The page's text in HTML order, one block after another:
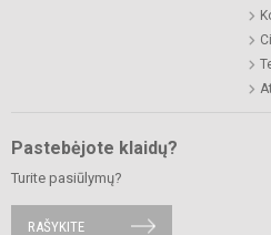
Pastebėjote klaidų?
Turite pasiūlymų?
RAŠYKITE